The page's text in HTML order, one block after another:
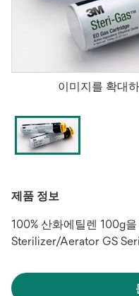
이미지를 확대
제품 정보
100% 산화에틸렌 100g
Sterilizer/Aerator GS